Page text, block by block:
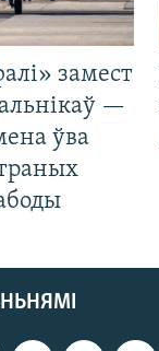
замест
—
ўва